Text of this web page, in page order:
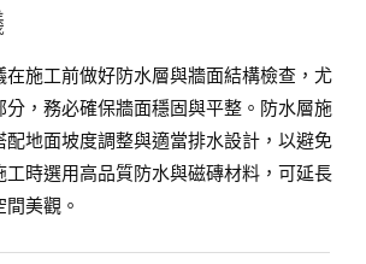
在施工前做好防水層與牆面結構檢查，尤
分，務必確保牆面穩固與平整。防水層施
配地面坡度調整與適當排水設計，以避免
工時選用高品質防水與磁磚材料，可延長
美觀。